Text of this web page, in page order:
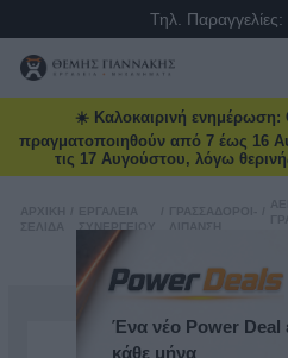
Τηλ. Παραγγελίες:
ΠΡΟΪΌΝΤΑ
ΠΡΟΣΦΟΡΈΣ
ΕΠΙΚΟΙΝΩΝΊΑ
ΝΈΑ & ΆΡΘΡΑ
☀️ Καλοκαιρινή ενημέρωση:
πραγματοποιηθούν από 7 έως 16
τις 17 Αυγούστου, λόγω
Ένα νέο Power Deal